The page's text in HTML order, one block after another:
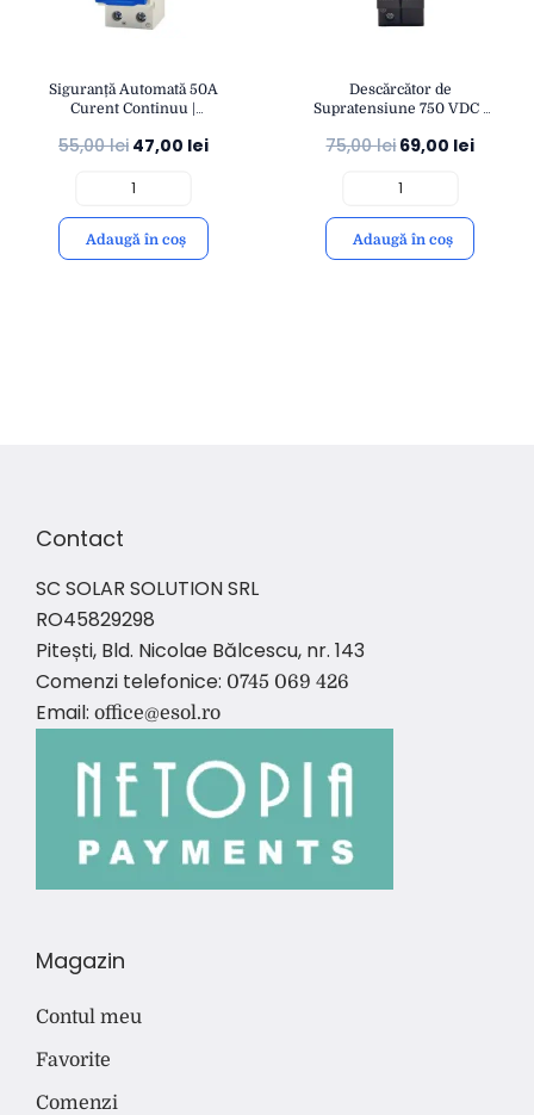
Siguranță Automată 50A
Curent Continuu |
500V | Montaj Șină DIN
55,00lei 47,00 lei
Adaugă în coș
Descărcător de
Supratensiune 750 VDC |
Fulger 40KA | Montaj Șină
75,00lei69,00 lei
Adaugă în coș
Contact
SC SOLAR SOLUTION SRL
RO45829298
Pitești, Bld. Nicolae Bălcescu, nr. 143
Comenzi telefonice: 0745 069 426
Email: office@esol.ro
Magazin
Contul meu
Favorite
Comenzi